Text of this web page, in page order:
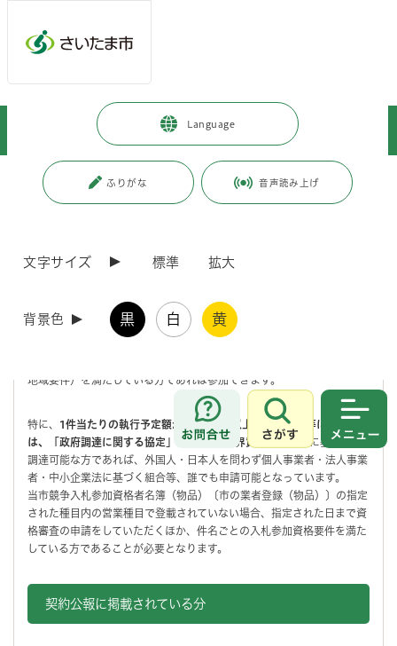
Language
ふりがな 音声読み上げ
文字サイズ 標準 拡大
背景色 黒 白 黄
お問合せ
さがす
事業者向けの情報 > 届出・手続き 入札・契約
> 一般競争入札 （物品購入等） 公告
更新日付：2026年7月29日 / ページ番号：C009372
財政局契約管理部調達課（物品契約係）が執行する物品購入等（物品購
ます））に係る入札の内容です。
地域要件）を満たしている方であれば参加できます。
特に、 1件当たりの執行予定額が4,000万円以上の物品購入等について
は、「政府調達に関する協定」（WTO（世界貿易協定））
に基づき、
調達可能な方であれば、外国人・日本人を問わず個人事業者・法人事業
者・中小企業法に基づく組合等、誰でも申請可能となっています。
当市競争入札参加資格者名簿（物品）〔市の業者登録（物品）〕の指定
された種目内の営業種目で登載されていない場合、指定された日まで資
格審査の申請をしていただくほか、件名ごとの入札参加資格要件を満た
している方であることが必要となります。
契約公報に掲載されている分